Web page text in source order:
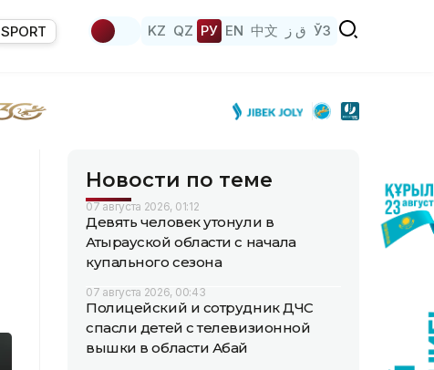
SPORT KZ QZ РУ EN 中文 ق ز ЎЗ
Новости по теме
07 августа 2026, 01:12
Девять человек утонули в
Атырауской области с начала
купального сезона
07 августа 2026, 00:43
Полицейский и сотрудник ДЧС
спасли детей с телевизионной
вышки в области Абай